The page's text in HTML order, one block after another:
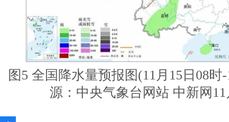
图5 全国降水量预报图(11月15日08时
源：中央气象台网站 中新网